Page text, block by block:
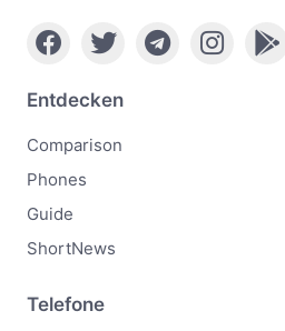
Entdecken
Comparison
Phones
Guide
ShortNews
Telefone